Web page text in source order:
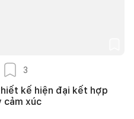
3
kế hiện đại kết hợp
cảm xúc